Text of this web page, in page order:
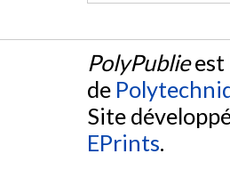
PolyPublieest
de
Site
EPrints.